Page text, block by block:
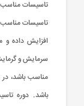
تاسیسات مناسب
تاسیسات مناسب
افزایش داده و
سرمایش و
مناسب باشد،
باشد. دوره